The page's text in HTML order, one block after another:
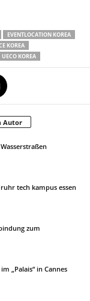
EVENTLOCATION KOREA
KOREA
UECO KOREA
Autor
tech kampus essen
zum
„Palais“ in Cannes